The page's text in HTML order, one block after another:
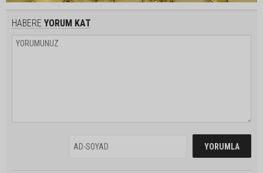
HABERE YORUM KAT